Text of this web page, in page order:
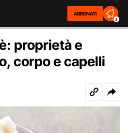
ABBONATI
2
proprietà e
corpo e capelli